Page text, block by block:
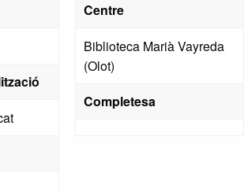
Centre
Biblioteca Marià Vayreda
(Olot)
Completesa